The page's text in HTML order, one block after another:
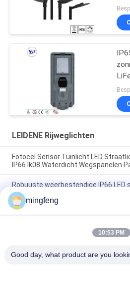
led
LEIDENE Rijweglichten
Fotocel Sensor Tuinlicht LED
IP66 Ik08 Waterdicht Wegspanelen
Robuuste weerbestendige IP66
30W-240W voor platform busstop
LED-parkeerlicht Aluminium
populaire
mingfeng
10:53 PM
Good day, what product are you